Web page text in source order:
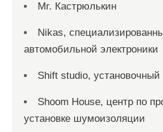
Mr. Кастрюлькин
Nikas,
автомобильной электроники
Shift studio, установочный
Shoom House, центр по
установке шумоизоляции